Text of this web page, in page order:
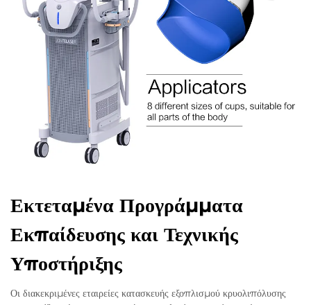
Εκτεταμένα Προγράμματα
Εκπαίδευσης και Τεχνικής
Υποστήριξης
Οι διακεκριμένες εταιρείες κατασκευής εξοπλισμού κρυολιπόλυσης